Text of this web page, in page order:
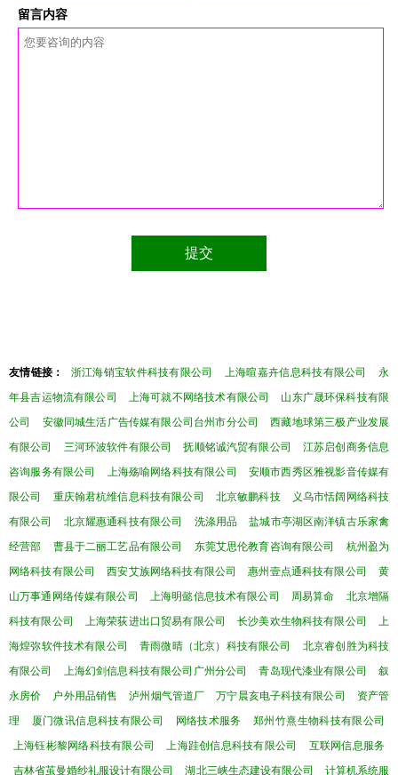
留言内容
友情链接： 浙江海销宝软件科技有限公司 上海暄嘉卉信息科技有限公司
永
年县吉运物流有限公司
上海可就不网络技术有限公司
山东广晟环保科技有限
公司
安徽同城生活广告传媒有限公司台州市分公司
西藏地球第三极产业发展
有限公司
三河环波软件有限公司 抚顺铭诚汽贸有限公司
江苏启创商务信息
咨询服务有限公司
上海殇喻网络科技有限公司
安顺市西秀区雅视影音传媒有
限公司
重庆翰君杭维信息科技有限公司 北京敏鹏科技
义乌市恬阔网络科技
有限公司
北京耀惠通科技有限公司 洗涤用品
盐城市亭湖区南洋镇古乐家禽
经营部
曹县于二丽工艺品有限公司 东莞艾思伦教育咨询有限公司
杭州盈为
网络科技有限公司
西安艾族网络科技有限公司 惠州壹点通科技有限公司
黄
山万事通网络传媒有限公司
上海明懿信息技术有限公司 周易算命
北京增隔
科技有限公司
上海荣荻进出口贸易有限公司 长沙美欢生物科技有限公司
上
海煌弥软件技术有限公司
青雨微晴（北京）科技有限公司
北京睿创胜为科技
有限公司
上海幻剑信息科技有限公司广州分公司 青岛现代漆业有限公司
叙
永房价
户外用品销售 泸州烟气管道厂 万宁晨亥电子科技有限公司
资产管
理
厦门微讯信息科技有限公司 网络技术服务
郑州竹熹生物科技有限公司
上海钰彬黎网络科技有限公司
上海跬创信息科技有限公司
互联网信息服务
吉林省茧曼婚纱礼服设计有限公司
湖北三峡生态建设有限公司 计算机系统服